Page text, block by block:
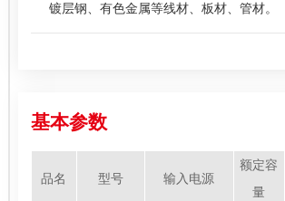
镀层钢、有色金属等线材、板材、管材。
基本参数
品名 型号 输入电源
额定容
量